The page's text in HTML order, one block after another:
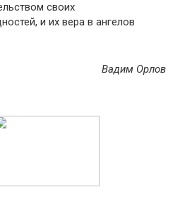
своих
и их вера в ангелов
Вадим Орлов